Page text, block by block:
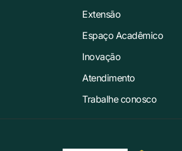
Extensão
Espaço Acadêmico
Inovação
Atendimento
Trabalhe conosco